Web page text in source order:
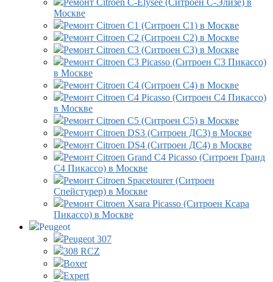
Ремонт Citroen C-Elysee (Ситроен С-Элизе) в
Москве
Ремонт Citroen C1 (Ситроен С1) в Москве
Ремонт Citroen C2 (Ситроен С2) в Москве
Ремонт Citroen C3 (Ситроен С3) в Москве
Ремонт Citroen C3 Picasso (Ситроен С3 Пикассо)
в Москве
Ремонт Citroen C4 (Ситроен С4) в Москве
Ремонт Citroen C4 Picasso (Ситроен С4 Пикассо)
в Москве
Ремонт Citroen C5 (Ситроен С5) в Москве
Ремонт Citroen DS3 (Ситроен ДС3) в Москве
Ремонт Citroen DS4 (Ситроен ДС4) в Москве
Ремонт Citroen Grand C4 Picasso (Ситроен Гранд
С4 Пикассо) в Москве
Ремонт Citroen Spacetourer (Ситроен
Спейстурер) в Москве
Ремонт Citroen Xsara Picasso (Ситроен Ксара
Пикассо) в Москве
Peugeot
Peugeot 307
308 RCZ
Boxer
Expert